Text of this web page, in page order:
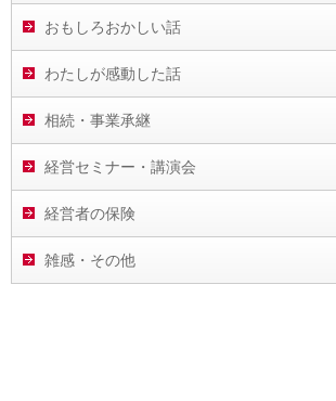
おもしろおかしい話
わたしが感動した話
相続・事業承継
経営セミナー・講演会
経営者の保険
雑感・その他